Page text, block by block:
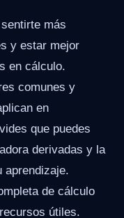
más
y estar mejor
en cálculo.
comunes y
en
que puedes
derivadas y la
aprendizaje.
de cálculo
útiles.